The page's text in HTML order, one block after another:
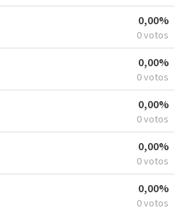
0,00%
0 votos
0,00%
0 votos
0,00%
0 votos
0,00%
0 votos
0,00%
0 votos